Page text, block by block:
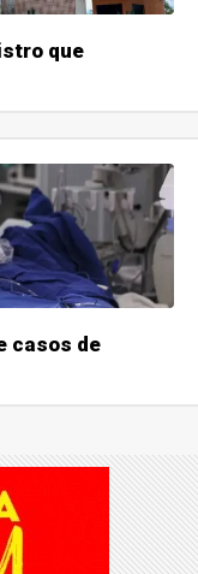
que
casos de